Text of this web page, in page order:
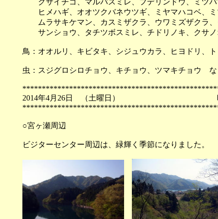
クサイチゴ、マルバスミレ、フデリンドウ、ミツバ
ヒメハギ、オオツクバネウツギ、ミヤマハコベ、ミ
ムラサキケマン、カスミザクラ、ウワミズザクラ、
サンショウ、タチツボスミレ、チドリノキ、クサ
鳥：オオルリ、キビタキ、シジュウカラ、ヒヨドリ、
虫：スジグロシロチョウ、キチョウ、ツマキチョウ
2014年4月26日 （土
○宮ヶ瀬周辺
ビジターセンター周辺は、緑輝く季節になりました。